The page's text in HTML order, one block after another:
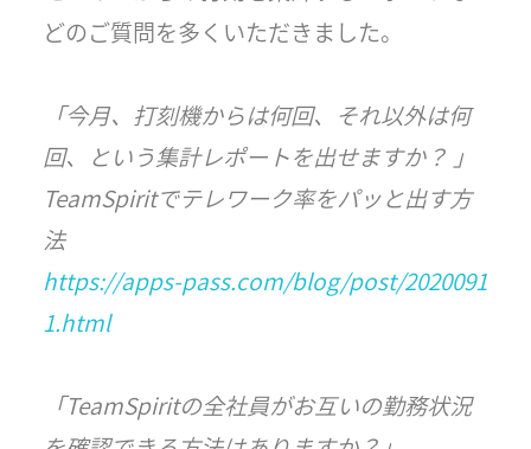
どのご質問を多くいただきました。
「今月、打刻機からは何回、それ以外は何
回、という集計レポートを出せますか？ 」
TeamSpiritでテレワーク率をパッと出す方
法
https://apps-pass.com/blog/post/2020091
1.html
「TeamSpiritの全社員がお互いの勤務状況